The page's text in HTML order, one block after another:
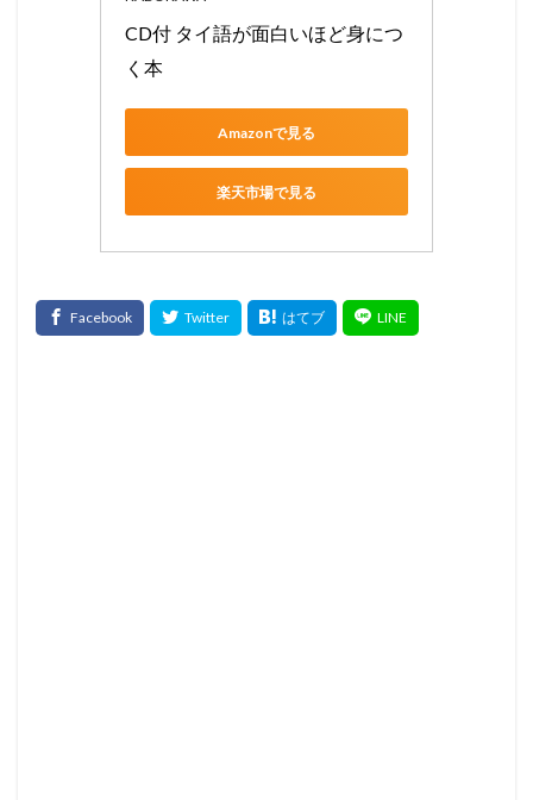
CD付 タイ語が面白いほど身につ
く本
Amazonで見る
楽天市場で見る